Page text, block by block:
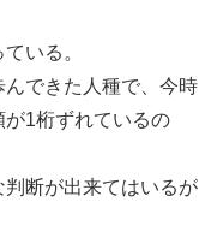
いる。
できた人種で、今時
1桁ずれているの
断が出来てはいるが